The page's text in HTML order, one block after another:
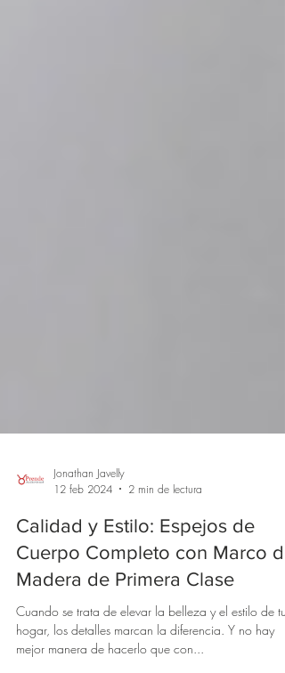
Jonathan Javelly
12 feb 2024
2 min de lectura
Calidad y Estilo: Espejos de
Cuerpo Completo con Marco de
Madera de Primera Clase